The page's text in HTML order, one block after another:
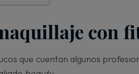
con
que cuentan algunos